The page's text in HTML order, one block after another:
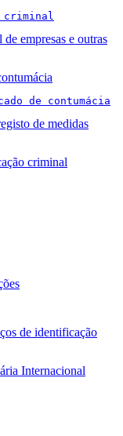
criminal
empresas e outras
de contumácia
de medidas
criminal
de identificação
Internacional